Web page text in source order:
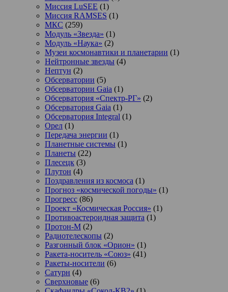
Миссия LuSEE (1)
Миссия RAMSES (1)
МКС (259)
Модуль «Звезда» (1)
Модуль «Наука» (2)
Музеи космонавтики и планетарии (1)
Нейтронные звезды (4)
Нептун (2)
Обсерватории (5)
Обсерватории Gaia (1)
Обсерватория «Спектр-РГ» (2)
Обсерватория Gaia (1)
Обсерватория Integral (1)
Орел (1)
Передача энергии (1)
Планетные системы (1)
Планеты (22)
Плесецк (3)
Плутон (4)
Поздравления из космоса (1)
Прогноз «космической погоды» (1)
Прогресс (86)
Проект «Космическая Россия» (1)
Противоастероидная защита (1)
Протон-М (2)
Радиотелескопы (2)
Разгонный блок «Орион» (1)
Ракета-носитель «Союз» (41)
Ракеты-носители (6)
Сатурн (4)
Сверхновые (6)